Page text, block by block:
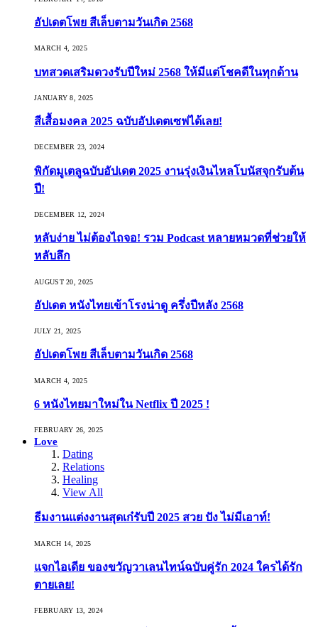
อัปเดตโพย สีเล็บตามวันเกิด 2568
MARCH 4, 2025
บทสวดเสริมดวงรับปีใหม่ 2568 ให้มีแต่โชคดีในทุกด้าน
JANUARY 8, 2025
สีเสื้อมงคล 2025 ฉบับอัปเดตเซฟได้เลย!
DECEMBER 23, 2024
พิกัดมูเตลูฉบับอัปเดต 2025 งานรุ่งเงินไหลโบนัสจุกรับต้น
ปี!
DECEMBER 12, 2024
หลับง่าย ไม่ต้องไถจอ! รวม Podcast หลายหมวดที่ช่วยให้
หลับลึก
AUGUST 20, 2025
อัปเดต หนังไทยเข้าโรงน่าดู ครึ่งปีหลัง 2568
JULY 21, 2025
อัปเดตโพย สีเล็บตามวันเกิด 2568
MARCH 4, 2025
6 หนังไทยมาใหม่ใน Netflix ปี 2025 !
FEBRUARY 26, 2025
Love
Dating
Relations
Healing
View All
ธีมงานแต่งงานสุดเก๋รับปี 2025 สวย ปัง ไม่มีเอาท์!
MARCH 14, 2025
แจกไอเดีย ของขวัญวาเลนไทน์ฉบับคู่รัก 2024 ใครได้รัก
ตายเลย!
FEBRUARY 13, 2024